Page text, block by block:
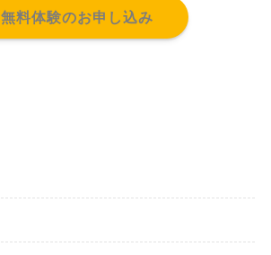
無料体験のお申し込み